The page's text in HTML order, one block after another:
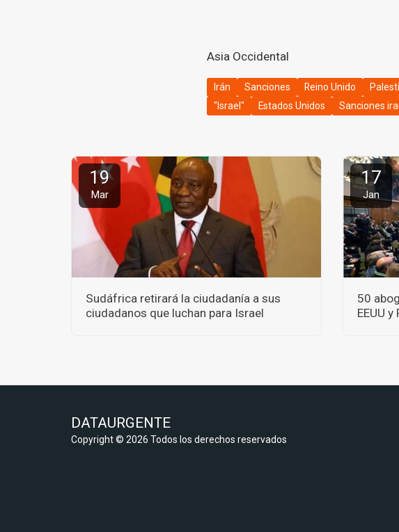
Asia Occidental
Irán Sanciones Reino Unido
"Israel"
Estados Unidos Sanciones
19
Mar
Sudáfrica retirará la ciudadanía a sus
ciudadanos que luchan para Israel
17
Jan
50
EEUU
DATAURGENTE
Copyright © 2026 Todos los derechos reservados